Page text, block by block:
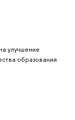
улучшение
образования